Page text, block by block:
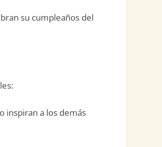
su cumpleaños del
inspiran a los demás